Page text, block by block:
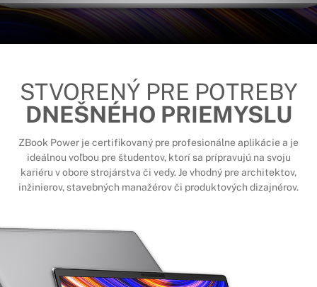
STVORENÝ PRE POTREBY
DNEŠNÉHO PRIEMYSLU
ZBook Power je certifikovaný pre profesionálne aplikácie a je
ideálnou voľbou pre študentov, ktorí sa prípravujú na svoju
kariéru v obore strojárstva či vedy. Je vhodný pre architektov,
inžinierov, stavebných manažérov či produktových dizajnérov.